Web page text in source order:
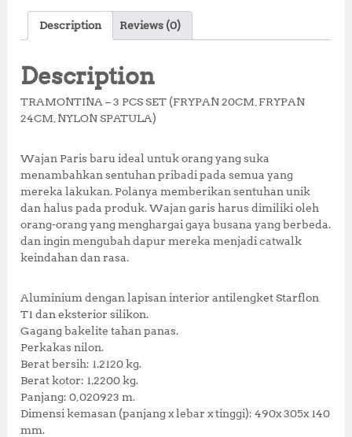
c
b
o
o
k
it
r
at
s
A
p
p
te
r
e
st
a
r
Description Reviews (0)
Description
TRAMONTINA – 3 PCS SET (FRYPAN 20CM, FRYPAN
24CM, NYLON SPATULA)
Wajan Paris baru ideal untuk orang yang suka
menambahkan sentuhan pribadi pada semua yang
mereka lakukan. Polanya memberikan sentuhan unik
dan halus pada produk. Wajan garis harus dimiliki oleh
orang-orang yang menghargai gaya busana yang berbeda.
dan ingin mengubah dapur mereka menjadi catwalk
keindahan dan rasa.
Aluminium dengan lapisan interior antilengket Starflon
T1 dan eksterior silikon.
Gagang bakelite tahan panas.
Perkakas nilon.
Berat bersih: 1.2120 kg.
Berat kotor: 1.2200 kg.
Panjang: 0,020923 m.
Dimensi kemasan (panjang x lebar x tinggi): 490x 305x 140
mm.